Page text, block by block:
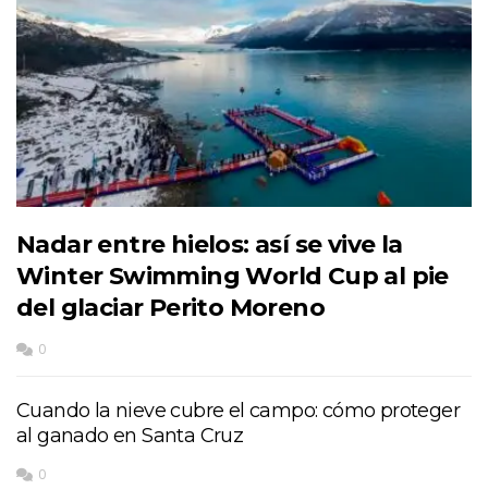
Nadar entre hielos: así se vive la
Winter Swimming World Cup al pie
del glaciar Perito Moreno
0
Cuando la nieve cubre el campo: cómo proteger
al ganado en Santa Cruz
0